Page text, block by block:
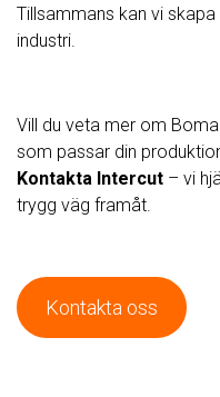
Tillsammans kan vi
industri.
Vill du veta mer om
som passar din
Kontakta Intercut – vi
trygg väg framåt.
Kontakta oss